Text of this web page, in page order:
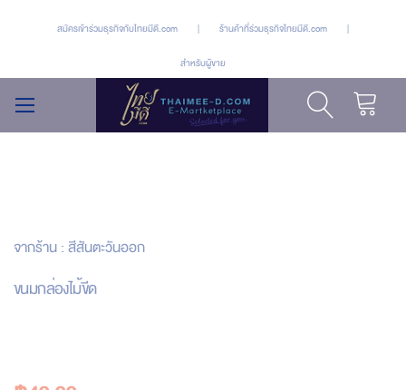
สมัครเข้าร่วมธุรกิจกับไทยมีดี.com | ร้านค้าที่ร่วมธุรกิจไทยมีดี.com |
สำหรับผู้ขาย
to
end
to
beginning
จากร้าน :สีสันตะวันออก
ขนมกล่องไม้ขีด